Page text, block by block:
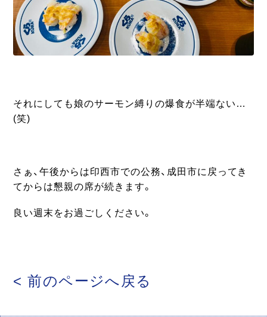
それにしても娘のサーモン縛りの爆食が半端ない…
(笑)
さぁ、午後からは印西市での公務、成田市に戻ってき
てからは懇親の席が続きます。
良い週末をお過ごしください。
< 前のページへ戻る